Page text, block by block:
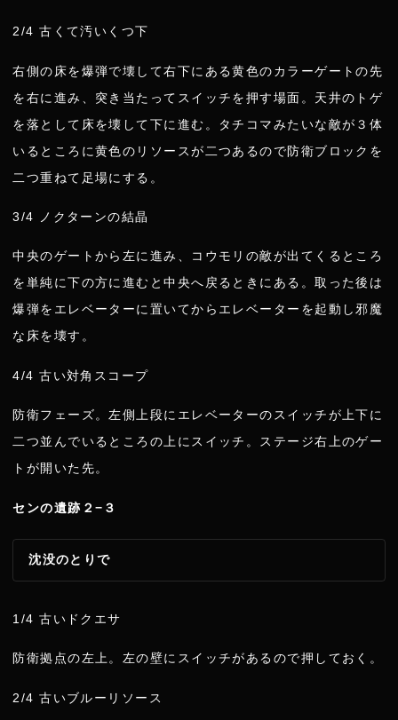
2/4 古くて汚いくつ下
右側の床を爆弾で壊して右下にある黄色のカラーゲートの先
を右に進み、突き当たってスイッチを押す場面。天井のトゲ
を落として床を壊して下に進む。タチコマみたいな敵が３体
いるところに黄色のリソースが二つあるので防衛ブロックを
二つ重ねて足場にする。
3/4 ノクターンの結晶
中央のゲートから左に進み、コウモリの敵が出てくるところ
を単純に下の方に進むと中央へ戻るときにある。取った後は
爆弾をエレベーターに置いてからエレベーターを起動し邪魔
な床を壊す。
4/4 古い対角スコープ
防衛フェーズ。左側上段にエレベーターのスイッチが上下に
二つ並んでいるところの上にスイッチ。ステージ右上のゲー
トが開いた先。
センの遺跡２−３
沈没のとりで
1/4 古いドクエサ
防衛拠点の左上。左の壁にスイッチがあるので押しておく。
2/4 古いブルーリソース